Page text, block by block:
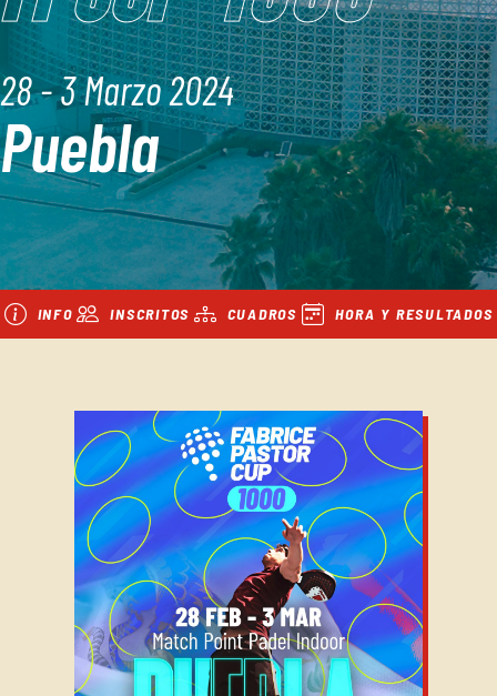
28 - 3 Marzo 2024
Puebla
INFO INSCRITOS CUADROS HORA Y RESULTADOS